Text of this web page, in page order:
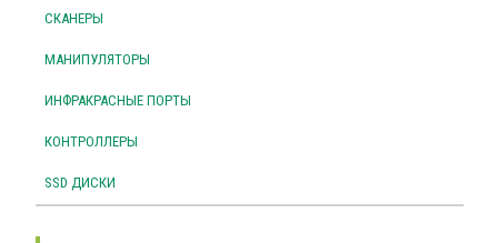
СКАНЕРЫ
МАНИПУЛЯТОРЫ
ИНФРАКРАСНЫЕ ПОРТЫ
КОНТРОЛЛЕРЫ
SSD ДИСКИ